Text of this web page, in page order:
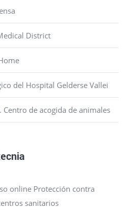
District
del Hospital Gelderse Vallei
Centro de acogida de animales
online Protección contra
sanitarios